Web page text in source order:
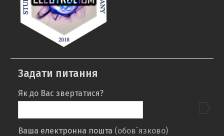
Задати питання
Як до Вас звертатися?
Ваша електронна пошта (обов`язково)